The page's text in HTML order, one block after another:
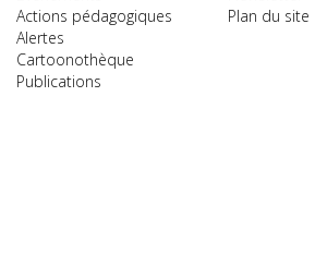
Actions pédagogiques
Alertes
Cartoonothèque
Publications
Plan du site